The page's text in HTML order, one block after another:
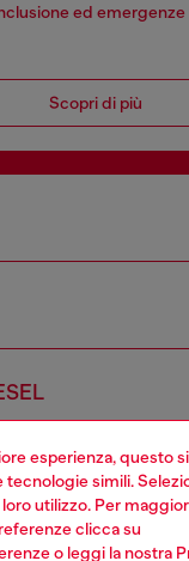
esperienza, questo
tecnologie simili.
utilizzo. Per
clicca su
o leggi la nostra
ed
Scopri di più